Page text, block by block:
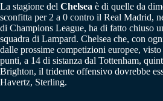
La stagione del Chelsea è di quelle da
sconfitta per 2 a 0 contro il Real Madrid,
di Champions League, ha di fatto chiuso
squadra di Lampard. Chelsea che, con
dalle prossime competizioni europee,
punti, a 14 di sistanza dal Tottenham,
Brighton, il tridente offensivo dovrebbe
Havertz, Sterling.